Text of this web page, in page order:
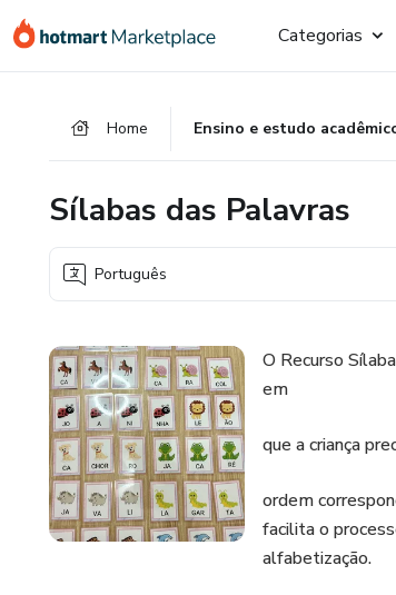
para
para
para
Categorias
Home Ensino e estudo
Sílabas das Palavras
Português
O Recurso
em
que a criança
ordem
facilita o
alfabetização.